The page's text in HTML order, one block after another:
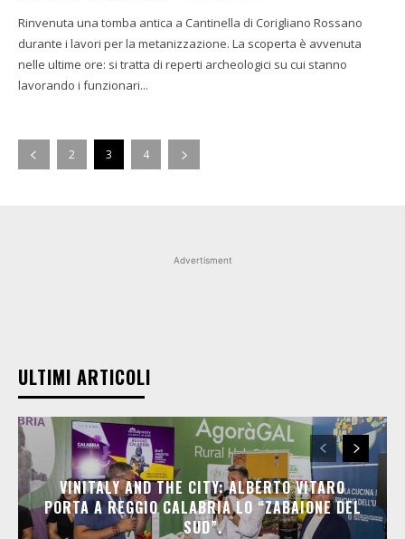
Rinvenuta una tomba antica a Cantinella di Corigliano Rossano
durante i lavori per la metanizzazione. La scoperta è avvenuta
nelle ultime ore: si tratta di reperti archeologici su cui stanno
lavorando i funzionari...
2 3 4
Advertisment
ULTIMI ARTICOLI
VINITALY AND THE CITY: ALBERTO VITARO
PORTA A REGGIO CALABRIA LO “ZABAIONE DEL
SUD”.